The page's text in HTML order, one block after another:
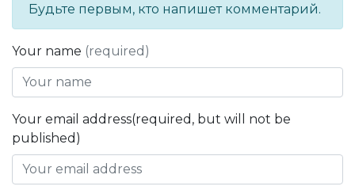
Будьте первым, кто напишет комментарий.
Your name (required)
Your email address(required, but will not be
published)